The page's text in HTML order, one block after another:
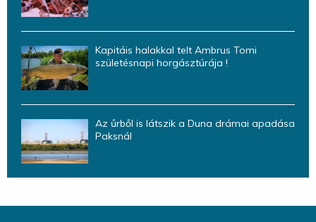
Kapitáis halakkal telt Ambrus Tomi
születésnapi horgásztúrája !
Az űrből is látszik a Duna drámai apadása
Paksnál